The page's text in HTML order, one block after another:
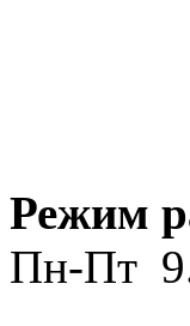
Режим
Пн-Пт